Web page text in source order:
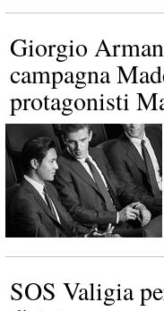
Giorgio
campagna
protagonisti
SOS Valigia